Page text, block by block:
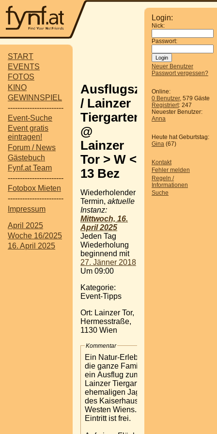
START
EVENTS
FOTOS
KINO
GEWINNSPIEL
-----------------------
Event-Suche
Event gratis
eintragen!
Forum / News
Gästebuch
Fynf.at Team
-----------------------
Fotobox Mieten
-----------------------
Impressum
April 2025
Woche 16/2025
16. April 2025
Login:
Nick:
Passwort:
Neuer Benutzer
Passwort vergessen?
Online:
0 Benutzer, 579 Gäste
Registriert: 247
Neuester Benutzer:
Anna
Heute hat Geburtstag:
Gina (67)
Kontakt
Fehler melden
Regeln /
Informationen
Suche
Ausflugsziel
/ Lainzer
Tiergarten
@
Lainzer
Tor > W <
13 Bez
Wiederholender
Termin, aktuelle
Instanz:
Mittwoch, 16.
April 2025
Jeden Tag
Wiederholung
beginnend mit
27. Jänner 2018
Um 09:00
Kategorie:
Event-Tipps
Ort: Lainzer Tor,
Hermesstraße,
1130 Wien
Kommentar
Ein Natur-Erlebnis für
die ganze Familie bietet
ein Ausflug zum
Lainzer Tiergarten, dem
ehemaligen Jagdrevier
des Kaiserhauses, im
Westen Wiens. Der
Eintritt ist frei.